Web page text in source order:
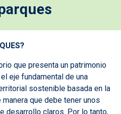
que presenta un patrimonio
eje fundamental de una
sostenible basada en la
que debe tener unos
desarrollo claros. Por lo tanto,